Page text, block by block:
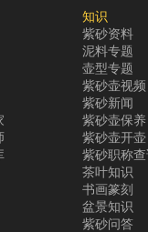
知识
紫砂资料
泥料专题
壶型专题
紫砂壶视频
紫砂新闻
紫砂壶保养
紫砂壶开壶
紫砂职称
茶叶知识
书画篆刻
盆景知识
紫砂问答